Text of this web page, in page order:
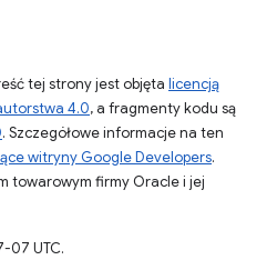
tej strony jest objęta licencją
4.0, a fragmenty kodu są
. Szczegółowe informacje na ten
witryny Google Developers.
towarowym firmy Oracle i jej
07 UTC.